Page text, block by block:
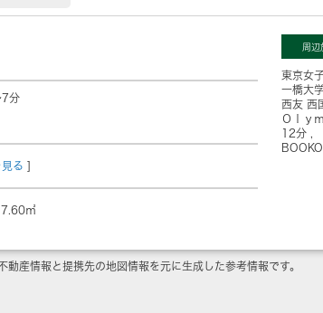
7分
る ]
㎡
周辺
東京女
一橋大
西友 西
Ｏｌｙ
12分
産情報と提携先の地図情報を元に生成した参考情報です。